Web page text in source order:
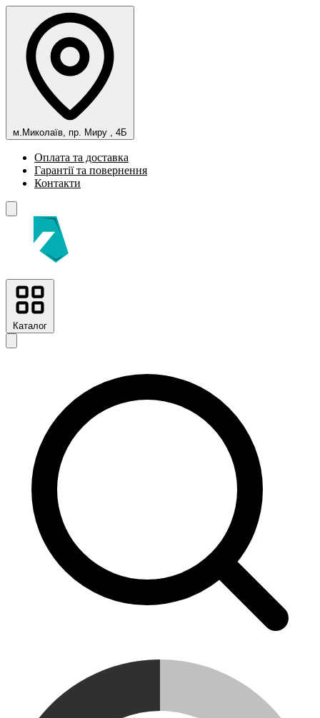
м.Миколаїв, пр. Миру , 4Б
Оплата та доставка
Гарантії та повернення
Контакти
Каталог